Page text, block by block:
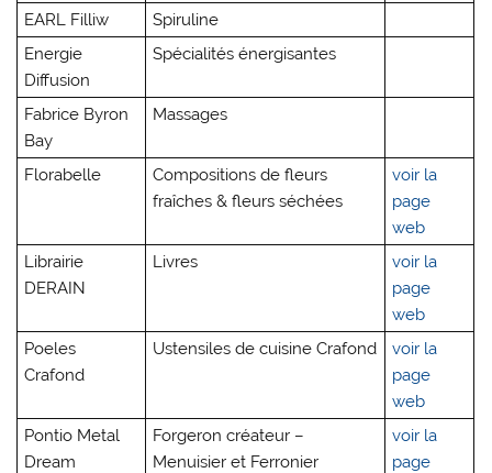
EARL Filliw
Spiruline
Energie
Diffusion
Spécialités énergisantes
Fabrice Byron
Bay
Massages
Florabelle
Compositions de fleurs
fraîches & fleurs séchées
voir la
page
web
Librairie
DERAIN
Livres
voir la
page
web
Poeles
Crafond
Ustensiles de cuisine Crafond
voir la
page
web
Pontio Metal
Dream
Forgeron créateur –
Menuisier et Ferronier
voir la
page